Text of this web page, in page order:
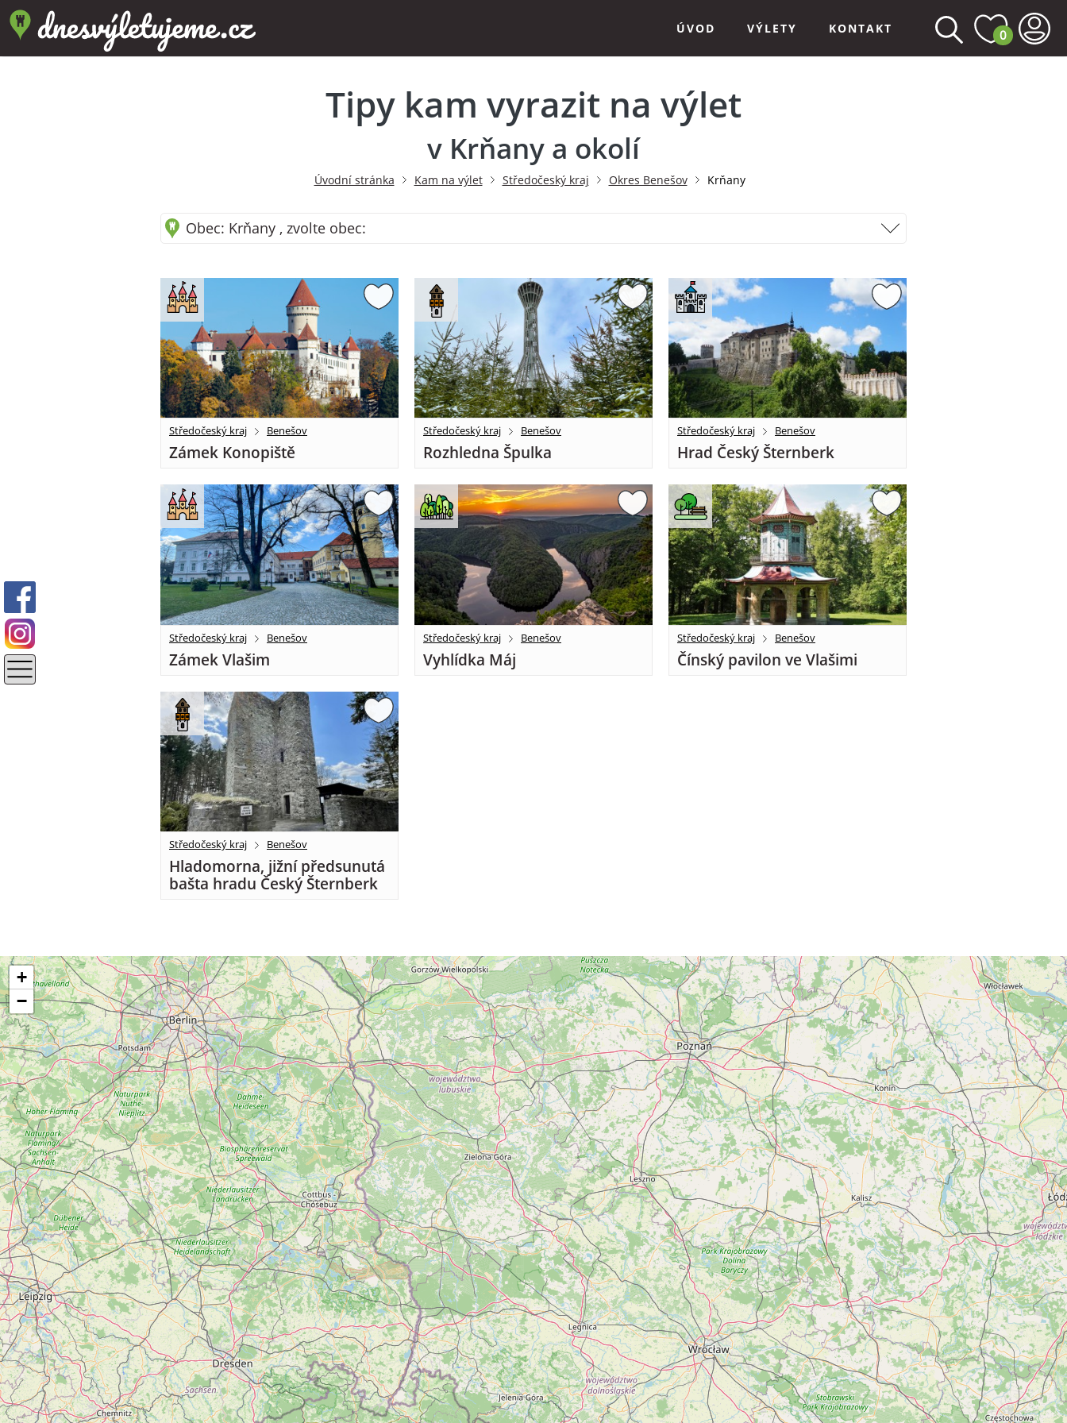
ÚVOD VÝLETY KONTAKT 0
Tipy kam vyrazit na výlet
v Krňany a okolí
Úvodní stránka Kam na výlet Středočeský kraj Okres Benešov Krňany
Obec: Krňany , zvolte obec:
Středočeský kraj Benešov
Zámek Konopiště
Středočeský kraj Benešov
Rozhledna Špulka
Středočeský kraj Benešov
Hrad Český Šternberk
Středočeský kraj Benešov
Zámek Vlašim
Středočeský kraj Benešov
Vyhlídka Máj
Středočeský kraj Benešov
Čínský pavilon ve Vlašimi
Středočeský kraj Benešov
Hladomorna, jižní předsunutá
bašta hradu Český Šternberk
+
−